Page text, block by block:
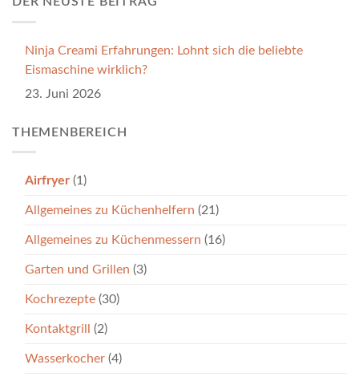
Ninja Creami Erfahrungen: Lohnt sich die beliebte
Eismaschine wirklich?
23. Juni 2026
THEMENBEREICH
Airfryer (1)
Allgemeines zu Küchenhelfern (21)
Allgemeines zu Küchenmessern (16)
Garten und Grillen (3)
Kochrezepte (30)
Kontaktgrill (2)
Wasserkocher (4)